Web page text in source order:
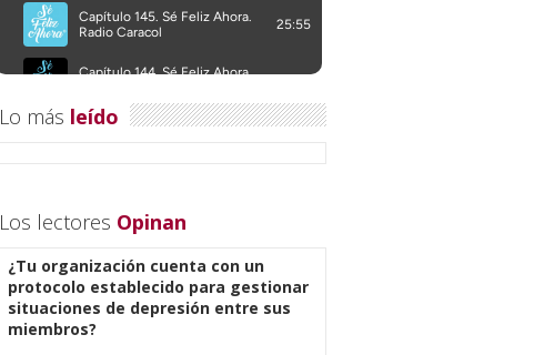
Lo más leído
Los lectores Opinan
¿Tu organización cuenta con un
protocolo establecido para gestionar
situaciones de depresión entre sus
miembros?